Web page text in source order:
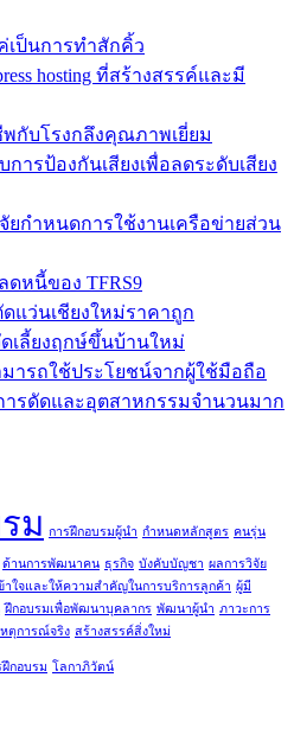
เป็นการทำสักคิ้ว
hosting ที่สร้างสรรค์และมี
กับโรงกลึงคุณภาพเยี่ยม
ารป้องกันเสียงเพื่อลดระดับเสียง
ยกำหนดการใช้งานเครือข่ายส่วน
ดหนี้ของ TFRS9
แว่นเชียงใหม่ราคาถูก
เลี้ยงฤกษ์ขึ้นบ้านใหม่
ารถใช้ประโยชน์จากผู้ใช้มือถือ
ารดัดและอุตสาหกรรมจำนวนมาก
ม การฝึกอบรมผู้นำ กำหนดหลักสูตร คนรุ่น
ด้านการพัฒนาคน ธุรกิจ บังคับบัญชา ผลการวิจัย
าใจและให้ความสำคัญในการบริการลูกค้า ผู้มี
ฝึกอบรมเพื่อพัฒนาบุคลากร พัฒนาผู้นำ ภาวะการ
ตุการณ์จริง สร้างสรรค์สิ่งใหม่
ฝึกอบรม โลกาภิวัตน์